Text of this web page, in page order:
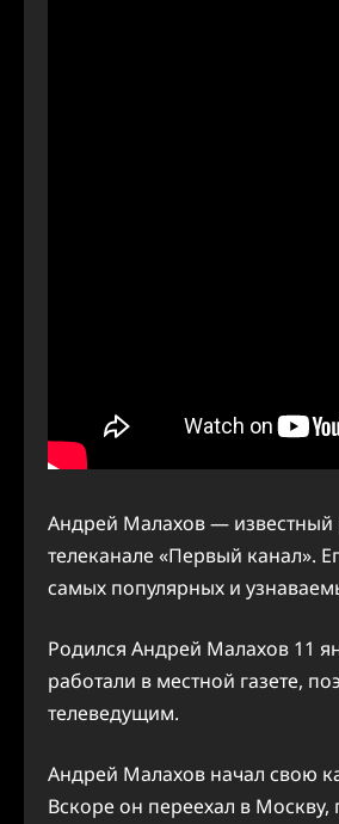
Андрей Малахов — известный
телеканале «Первый канал».
самых популярных и
Родился Андрей Малахов 11
работали в местной газете,
телеведущим.
Андрей Малахов начал свою
Вскоре он переехал в Москву,